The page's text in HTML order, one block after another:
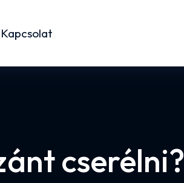
Kapcsolat
cserélni?